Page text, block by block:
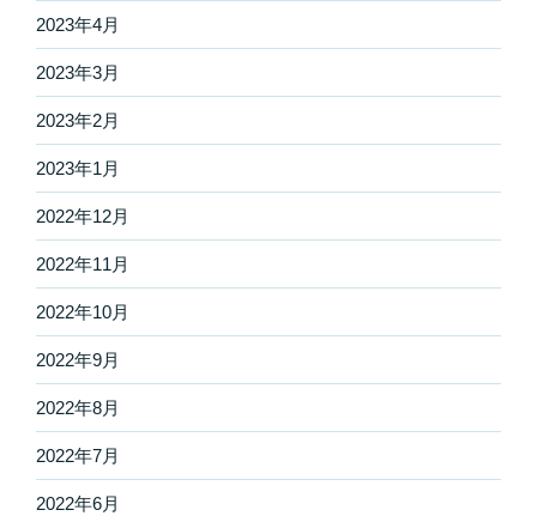
2023年4月
2023年3月
2023年2月
2023年1月
2022年12月
2022年11月
2022年10月
2022年9月
2022年8月
2022年7月
2022年6月